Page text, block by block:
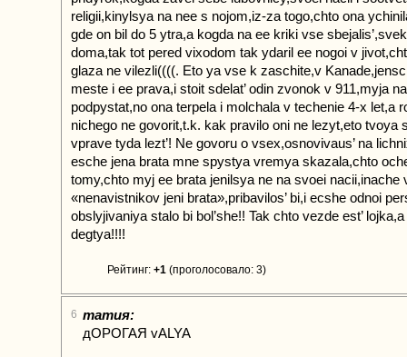
religii,kinylsya na nee s nojom,iz-za togo,chto ona
gde on bil do 5 ytra,a kogda na ee kriki vse
doma,tak tot pered vixodom tak ydaril ee nogoi v
glaza ne vilezli((((. Eto ya vse k zaschite,v
meste i ee prava,i stoit sdelat’ odin zvonok v 911,myja
podpystat,no ona terpela i molchala v techenie 4-x let,a
nichego ne govorit,t.k. kak pravilo oni ne lezyt,eto tvoya
vprave tyda lezt’! Ne govoru o vsex,osnovivaus’ na
esche jena brata mne spystya vremya skazala,chto
tomy,chto myj ee brata jenilsya ne na svoei nacii,inache
«nenavistnikov jeni brata»,pribavilos’ bi,i ecshe odnoi
obslyjivaniya stalo bi bol’she!! Tak chto vezde est’ lojka,a
degtya!!!!
Рейтинг: +1 (проголосовало: 3)
6 татия:
дОРОГАЯ vALYA